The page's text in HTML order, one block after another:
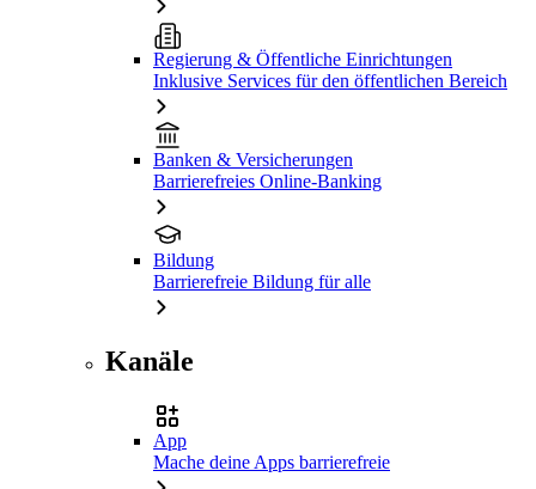
Regierung & Öffentliche Einrichtungen
Inklusive Services für den öffentlichen Bereich
Banken & Versicherungen
Barrierefreies Online-Banking
Bildung
Barrierefreie Bildung für alle
Kanäle
App
Mache deine Apps barrierefreie